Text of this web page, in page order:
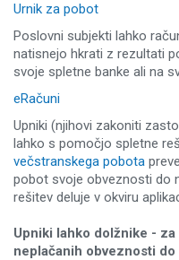
Urnik za pobot
Poslovni subjekti lahko
natisnejo hkrati z rezultati
svoje spletne banke ali na
eRačuni
Upniki (njihovi zakoniti
lahko s pomočjo spletne
večstranskega pobota
pobot svoje obveznosti do
rešitev deluje v okviru
Upniki lahko dolžnike -
neplačanih obveznosti